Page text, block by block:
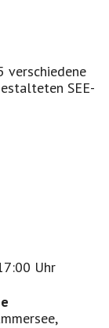
verschiedene
SEE-
Uhr